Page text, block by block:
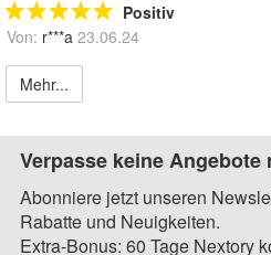
Positiv
Von: r***a 23.06.24
Mehr...
Verpasse keine Angebote
Abonniere jetzt unseren
Rabatte und Neuigkeiten.
Extra-Bonus: 60 Tage Nextory